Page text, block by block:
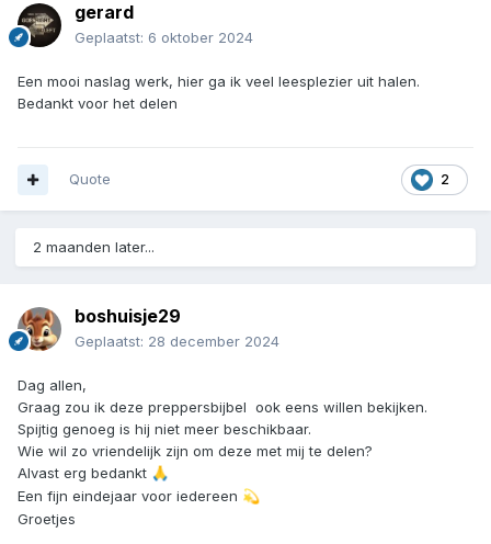
gerard
Geplaatst: 6 oktober 2024
Een mooi naslag werk, hier ga ik veel leesplezier uit halen.
Bedankt voor het delen
2
Quote
2 maanden later...
boshuisje29
Geplaatst: 28 december 2024
Dag allen,
Graag zou ik deze preppersbijbel ook eens willen bekijken.
Spijtig genoeg is hij niet meer beschikbaar.
Wie wil zo vriendelijk zijn om deze met mij te delen?
Alvast erg bedankt 🙏
Een fijn eindejaar voor iedereen 💫
Groetjes